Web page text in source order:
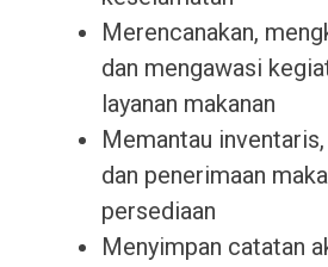
Merencanakan,
dan mengawasi
layanan makanan
Memantau
dan penerimaan
persediaan
Menyimpan catatan